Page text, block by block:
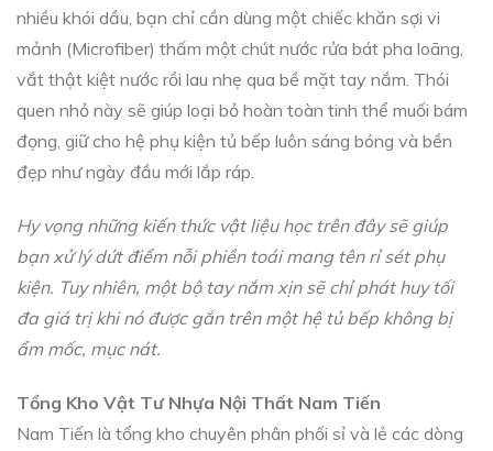
nhiều khói dầu, bạn chỉ cần dùng một chiếc khăn sợi vi
mảnh (Microfiber) thấm một chút nước rửa bát pha loãng,
vắt thật kiệt nước rồi lau nhẹ qua bề mặt tay nắm. Thói
quen nhỏ này sẽ giúp loại bỏ hoàn toàn tinh thể muối bám
đọng, giữ cho hệ phụ kiện tủ bếp luôn sáng bóng và bền
đẹp như ngày đầu mới lắp ráp.
Hy vọng những kiến thức vật liệu học trên đây sẽ giúp
bạn xử lý dứt điểm nỗi phiền toái mang tên rỉ sét phụ
kiện. Tuy nhiên, một bộ tay nắm xịn sẽ chỉ phát huy tối
đa giá trị khi nó được gắn trên một hệ tủ bếp không bị
ẩm mốc, mục nát.
Tổng Kho Vật Tư Nhựa Nội Thất Nam Tiến
Nam Tiến là tổng kho chuyên phân phối sỉ và lẻ các dòng